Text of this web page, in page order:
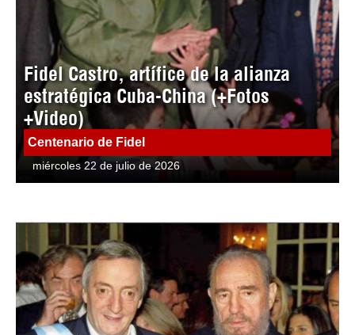
Fidel Castro, artífice de la alianza
estratégica Cuba-China (+Fotos
+Video)
Centenario de Fidel
miércoles 22 de julio de 2026